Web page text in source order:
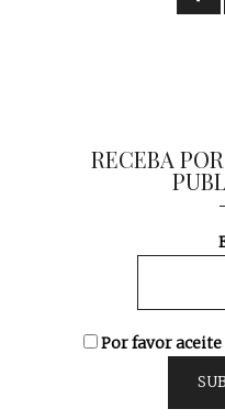
RECEBA
Por favor aceite